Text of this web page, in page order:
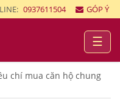
0937611504 GÓP Ý
☰
chí mua căn hộ chung